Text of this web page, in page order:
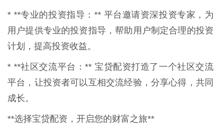
* **专业的投资指导：** 平台邀请资深投资专家，为
用户提供专业的投资指导，帮助用户制定合理的投资
计划，提高投资收益。
* **社区交流平台：** 宝贷配资打造了一个社区交流
平台，让投资者可以互相交流经验，分享心得，共同
成长。
**选择宝贷配资，开启您的财富之旅**